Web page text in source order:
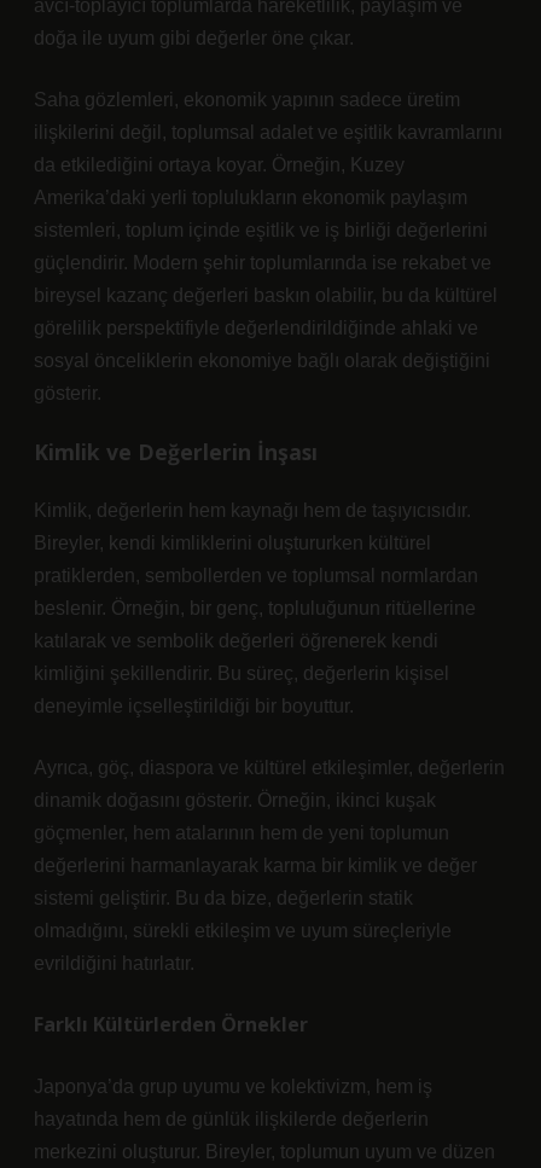
avcı-toplayıcı toplumlarda hareketlilik, paylaşım ve
doğa ile uyum gibi değerler öne çıkar.
Saha gözlemleri, ekonomik yapının sadece üretim
ilişkilerini değil, toplumsal adalet ve eşitlik kavramlarını
da etkilediğini ortaya koyar. Örneğin, Kuzey
Amerika’daki yerli toplulukların ekonomik paylaşım
sistemleri, toplum içinde eşitlik ve iş birliği değerlerini
güçlendirir. Modern şehir toplumlarında ise rekabet ve
bireysel kazanç değerleri baskın olabilir, bu da kültürel
görelilik perspektifiyle değerlendirildiğinde ahlaki ve
sosyal önceliklerin ekonomiye bağlı olarak değiştiğini
gösterir.
Kimlik ve Değerlerin İnşası
Kimlik, değerlerin hem kaynağı hem de taşıyıcısıdır.
Bireyler, kendi kimliklerini oluştururken kültürel
pratiklerden, sembollerden ve toplumsal normlardan
beslenir. Örneğin, bir genç, topluluğunun ritüellerine
katılarak ve sembolik değerleri öğrenerek kendi
kimliğini şekillendirir. Bu süreç, değerlerin kişisel
deneyimle içselleştirildiği bir boyuttur.
Ayrıca, göç, diaspora ve kültürel etkileşimler, değerlerin
dinamik doğasını gösterir. Örneğin, ikinci kuşak
göçmenler, hem atalarının hem de yeni toplumun
değerlerini harmanlayarak karma bir kimlik ve değer
sistemi geliştirir. Bu da bize, değerlerin statik
olmadığını, sürekli etkileşim ve uyum süreçleriyle
evrildiğini hatırlatır.
Farklı Kültürlerden Örnekler
Japonya’da grup uyumu ve kolektivizm, hem iş
hayatında hem de günlük ilişkilerde değerlerin
merkezini oluşturur. Bireyler, toplumun uyum ve düzen